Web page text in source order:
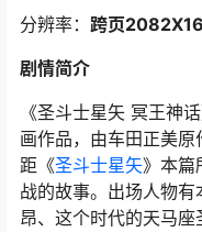
分辨率： 跨页
剧情简介
《圣斗士星矢 冥王神
画作品，由车田正美
距《圣斗士星矢》本篇
战的故事。出场人物
昂、这个时代的天马座